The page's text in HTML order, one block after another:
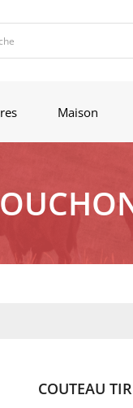
Maison
COUTEAU